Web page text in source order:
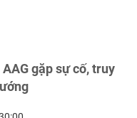
gặp sự cố, truy